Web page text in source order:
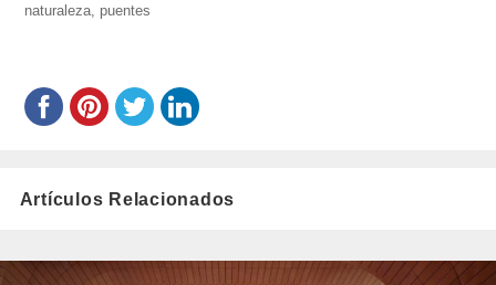
el
naturaleza puentes
Artículos Relacionados